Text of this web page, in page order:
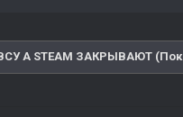
А STEAM ЗАКРЫВАЮТ